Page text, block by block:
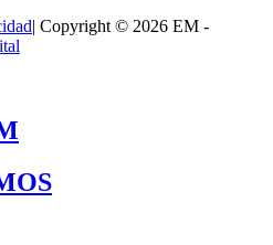
| Copyright © 2026 EM -